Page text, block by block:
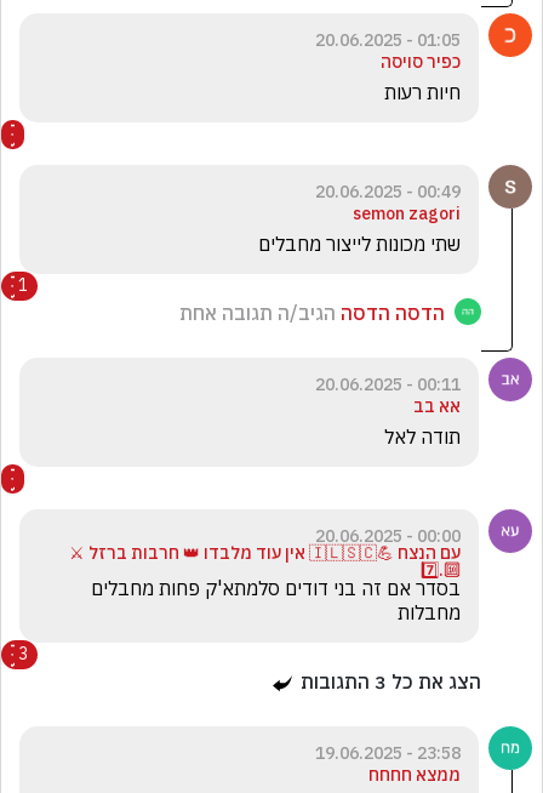
01:05 - 20.06.2025
כפיר סויסה
חיות רעות
00:49 - 20.06.2025
semon zagori
שתי מכונות לייצור מחבלים
1
הדסה הדסה הגיב/ה תגובה אחת
00:11 - 20.06.2025
אא בב
תודה לאל
00:00 - 20.06.2025
עם הנצח 💪🇮🇱🇸🇨 אין עוד מלבדו 👑 חרבות ברזל ⚔️
🔟.7️⃣
מחבלות
3
הצג את כל 3 התגובות
23:58 - 19.06.2025
ממצא חחחח